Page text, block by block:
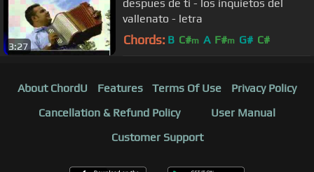
3:27
despues de ti - los inquietos del
vallenato - letra
Chords: B C#m A F#m G# C#
About ChordU Features Terms Of Use
Privacy Policy
Cancellation & Refund Policy
User Manual
Customer Support